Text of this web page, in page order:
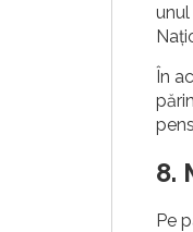
În
8.
Pe